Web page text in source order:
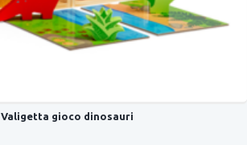
Valigetta gioco dinosauri